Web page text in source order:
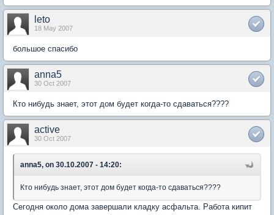
leto
18 May 2007
большое спасибо
anna5
30 Oct 2007
Кто нибудь знает, этот дом будет когда-то сдаваться????
active
30 Oct 2007
anna5, on 30.10.2007 - 14:20:
Кто нибудь знает, этот дом будет когда-то сдаваться????
Сегодня около дома завершали кладку асфальта. Работа кипит